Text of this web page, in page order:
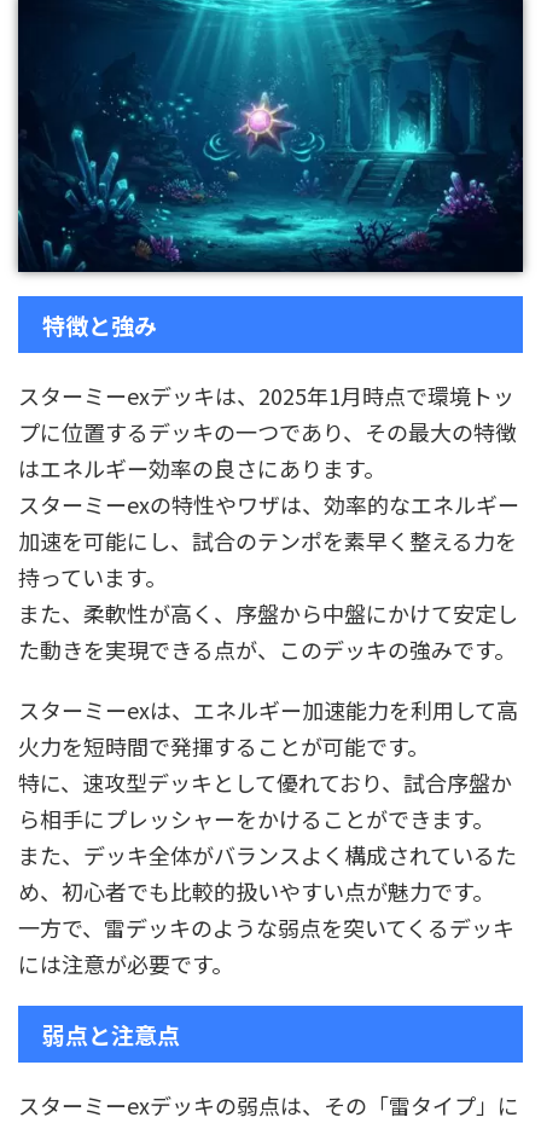
特徴と強み
スターミーexデッキは、2025年1月時点で環境トッ
プに位置するデッキの一つであり、その最大の特徴
はエネルギー効率の良さにあります。
スターミーexの特性やワザは、効率的なエネルギー
加速を可能にし、試合のテンポを素早く整える力を
持っています。
また、柔軟性が高く、序盤から中盤にかけて安定し
た動きを実現できる点が、このデッキの強みです。
スターミーexは、エネルギー加速能力を利用して高
火力を短時間で発揮することが可能です。
特に、速攻型デッキとして優れており、試合序盤か
ら相手にプレッシャーをかけることができます。
また、デッキ全体がバランスよく構成されているた
め、初心者でも比較的扱いやすい点が魅力です。
一方で、雷デッキのような弱点を突いてくるデッキ
には注意が必要です。
弱点と注意点
スターミーexデッキの弱点は、その「雷タイプ」に